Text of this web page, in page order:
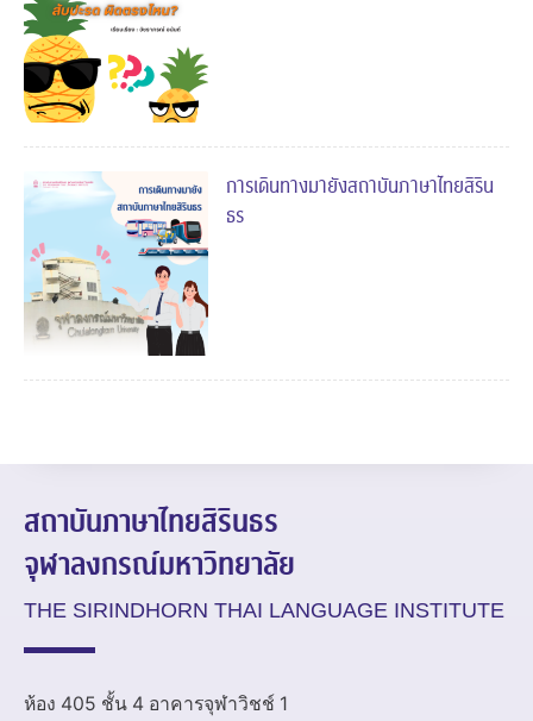
การเดินทางมายังสถาบันภาษาไทยสิริน
ธร
สถาบันภาษาไทยสิรินธร
จุฬาลงกรณ์มหาวิทยาลัย
THE SIRINDHORN THAI LANGUAGE INSTITUTE
ห้อง 405 ชั้น 4 อาคารจุฬาวิชช์ 1